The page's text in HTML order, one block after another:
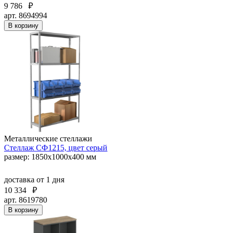
9 786
₽
арт. 8694994
В корзину
Металлические стеллажи
Стеллаж СФ1215, цвет серый
размер: 1850x1000x400 мм
доставка от 1 дня
10 334
₽
арт. 8619780
В корзину